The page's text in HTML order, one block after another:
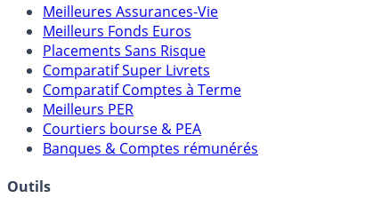
Meilleures Assurances-Vie
Meilleurs Fonds Euros
Placements Sans Risque
Comparatif Super Livrets
Comparatif Comptes à Terme
Meilleurs PER
Courtiers bourse & PEA
Banques & Comptes rémunérés
Outils